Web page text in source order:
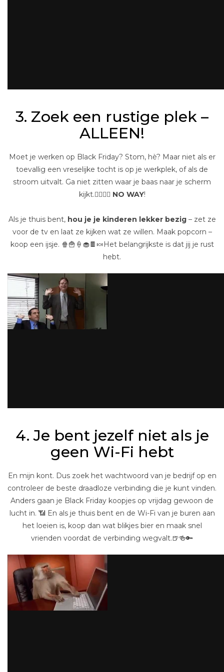
3. Zoek een rustige plek –
ALLEEN!
Moet je werken op Black Friday? Stom, hè? Maar niet als er
toevallig een vreselijke tocht is op je werkplek, of als de
stroom uitvalt. Ga niet zitten waar je baas naar je scherm
kijkt.🕵️‍♂️🙅‍♀️ NO WAY!
Als je thuis bent, hou je je kinderen lekker bezig– zet ze
voor de tv en laat ze kijken wat ze willen. Maak popcorn –
koop een ijsje. 🍿🍟🍦🧁🍫🍬Het belangrijkste is dat jij je rust
hebt.
4. Je bent jezelf niet als je
geen Wi-Fi hebt
En mijn kont. Dus zoek het wachtwoord van je bedrijf op en
controleer de beste draadloze verbinding die je kunt vinden.
Anders gaan je Black Friday koopjes op vrijdag gewoon de
lucht in. 📶 En als je thuis bent en de Wi-Fi van je buren aan
het loeien is, koop dan wat blikjes bier en maak snel
vrienden voordat de verbinding wegvalt.🍺🍻🔑